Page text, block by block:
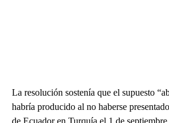
La resolución sostenía que el supuesto
habría producido al no haberse